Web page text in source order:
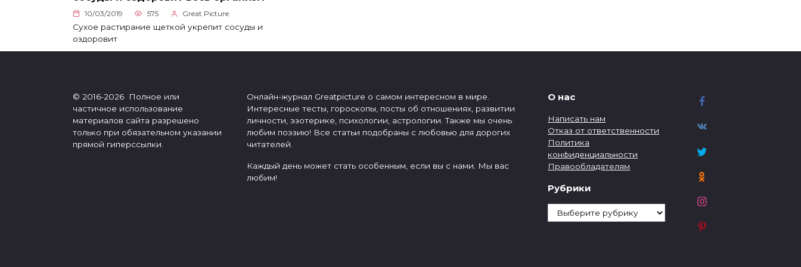
10/03/2019 575 Great Picture
Сухое растирание щеткой укрепит сосуды и
оздоровит
© 2016-2026 Полное или
частичное использование
материалов сайта разрешено
только при обязательном указании
прямой гиперссылки.
Онлайн-журнал Greatpicture о самом интересном в мире.
Интересные тесты, гороскопы, посты об отношениях, развитии
личности, эзотерике, психологии, астрологии. Также мы очень
любим поэзию! Все статьи подобраны с любовью для дорогих
читателей.
Каждый день может стать особенным, если вы с нами. Мы вас
любим!
О нас
Написать нам
Отказ от ответственности
Политика
конфиденциальности
Правообладателям
Рубрики
Рубрики